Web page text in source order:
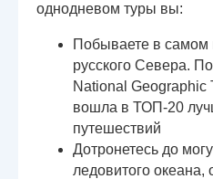
однодневом туры вы:
Побываете в самом
русского Севера.
National Geographic
вошла в ТОП-20
путешествий
Дотронетесь до
ледовитого океана,